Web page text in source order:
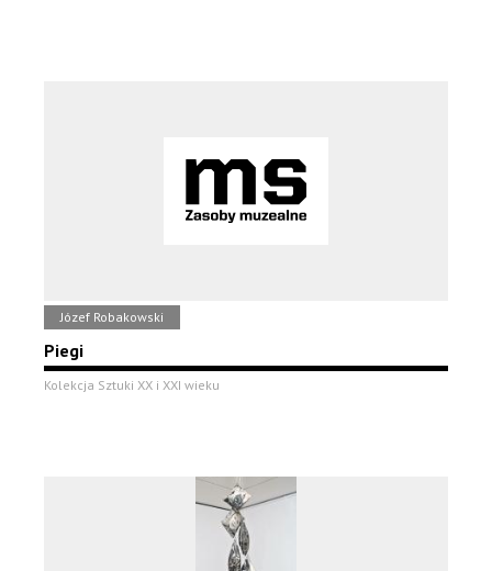
Józef Robakowski
Piegi
Kolekcja Sztuki XX i XXI wieku